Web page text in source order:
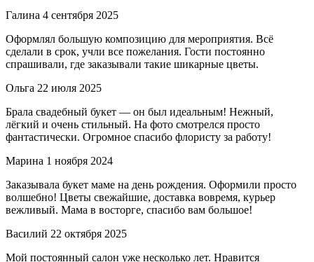
Галина 4 сентября 2025
Оформлял большую композицию для мероприятия. Всё
сделали в срок, учли все пожелания. Гости постоянно
спрашивали, где заказывали такие шикарные цветы.
Ольга 22 июля 2025
Брала свадебный букет — он был идеальным! Нежный,
лёгкий и очень стильный. На фото смотрелся просто
фантастически. Огромное спасибо флористу за работу!
Марина 1 ноября 2024
Заказывала букет маме на день рождения. Оформили просто
волшебно! Цветы свежайшие, доставка вовремя, курьер
вежливый. Мама в восторге, спасибо вам большое!
Василий 22 октября 2025
Мой постоянный салон уже несколько лет. Нравится